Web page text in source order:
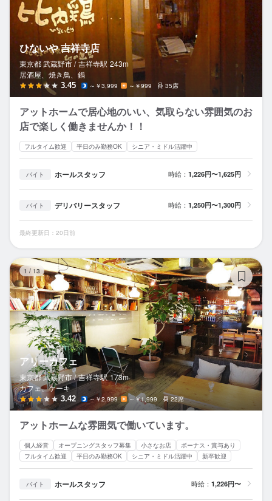
ひないや 吉祥寺店
東京都 武蔵野市 / 吉祥寺駅 243m
居酒屋、焼き鳥、鍋
3.45 ～￥3,999 ～￥999 35席
アットホームで居心地のいい、気取らない雰囲気のお
店で楽しく働きませんか！！
フルタイム歓迎 平日のみ勤務OK シニア・ミドル活躍中
バイト ホールスタッフ 時給： 1,226円〜1,625円
バイト デリバリースタッフ 時給： 1,250円〜1,300円
最終更新日：20日前
1 / 13
アリーカフェ
東京都 武蔵野市 / 吉祥寺駅 173m
カフェ、ケーキ
3.42 ～￥2,999 ～￥1,999 22席
アットホームな雰囲気で働いています。
個人経営 オープニングスタッフ募集 小さなお店
ボーナス・賞与あり
フルタイム歓迎
平日のみ勤務OK シニア・ミドル活躍中 新卒歓迎
バイト ホールスタッフ 時給： 1,226円〜